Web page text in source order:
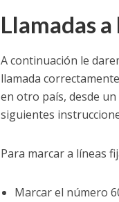
Llamadas
A continuación le
llamada
en otro país, desde
siguientes
Para marcar a líneas
Marcar el número